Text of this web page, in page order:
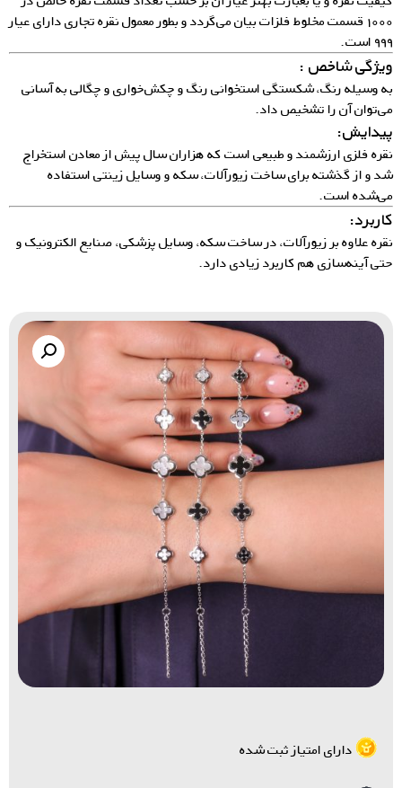
۱۰۰۰ قسمت مخلوط فلزات بیان می‌گردد و بطور معمول نقره تجاری دارای عیار
۹۹۹ است.
ویژگی شاخص :
به وسیله رنگ، شکستگی استخوانی رنگ و چکش‌خواری و چگالی به آسانی
می‌توان آن را تشخیص داد.
پیدایش:
نقره فلزی ارزشمند و طبیعی است که هزاران سال پیش از معادن استخراج
شد و از گذشته برای ساخت زیورآلات، سکه و وسایل زینتی استفاده
می‌شده است.
کاربرد:
نقره علاوه بر زیورآلات، در ساخت سکه، وسایل پزشکی، صنایع الکترونیک و
حتی آینه‌سازی هم کاربرد زیادی دارد.
دارای امتیاز ثبت شده